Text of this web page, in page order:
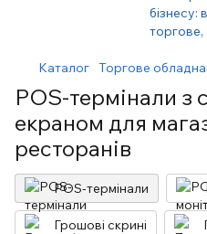
Каталог Торгове
POS-термінали з
екраном для
ресторанів
POS-термінали
Грошові скрині